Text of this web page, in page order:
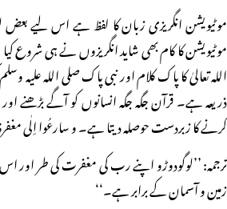
موٹیویشن انگریزی زبان کا لفظ ہے اس لیے بعض
موٹیویشن کا کام بھی شاید انگریزوں نے ہی
اللہ تعالیٰ کا پاک کلام اور نبی پاک صلی اللہ علیہ
ذریعہ ہے۔ قرآن جگہ جگہ انسانوں کو آگے بڑھنے
کرنے کا زبردست حوصلہ دیتا ہے۔ و سارعُوا اِلٰی
ترجمہ: ’’لوگودوڑو اپنے رب کی مغفرت کی طر
زمین و آسمان کے برابر ہے۔‘‘